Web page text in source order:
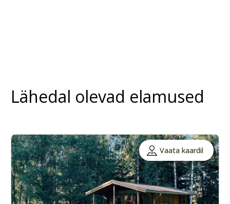
Lähedal olevad elamused
Vaata kaardil